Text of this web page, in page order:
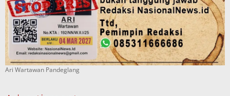
Ari Wartawan Pandeglang